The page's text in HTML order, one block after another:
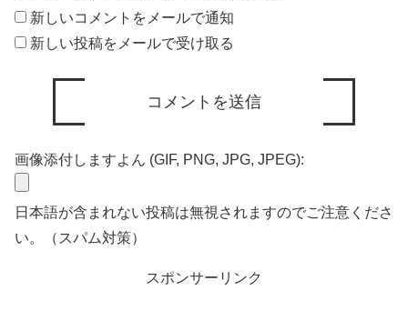
新しいコメントをメールで通知
新しい投稿をメールで受け取る
画像添付しますよん (GIF, PNG, JPG, JPEG):
日本語が含まれない投稿は無視されますのでご注意くださ
い。（スパム対策）
スポンサーリンク